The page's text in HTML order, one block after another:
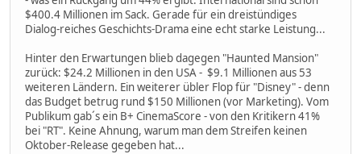
$400.4 Millionen im Sack. Gerade für ein dreistündiges
Dialog-reiches Geschichts-Drama eine echt starke Leistung...
Hinter den Erwartungen blieb dagegen "Haunted Mansion"
zurück: $24.2 Millionen in den USA - $9.1 Millionen aus 53
weiteren Ländern. Ein weiterer übler Flop für "Disney" - denn
das Budget betrug rund $150 Millionen (vor Marketing). Vom
Publikum gab´s ein B+ CinemaScore - von den Kritikern 41%
bei "RT". Keine Ahnung, warum man dem Streifen keinen
Oktober-Release gegeben hat...